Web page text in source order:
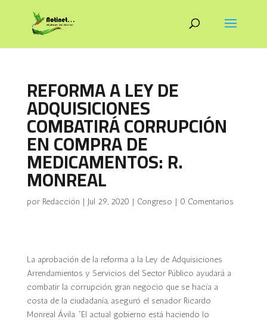
REFORMA A LEY DE
ADQUISICIONES
COMBATIRÁ CORRUPCIÓN
EN COMPRA DE
MEDICAMENTOS: R.
MONREAL
por Redacción | Jul 29, 2020 | Congreso | 0 Comentarios
La aprobación de la reforma a la Ley de Adquisiciones
Arrendamientos y Servicios del Sector Público ayudará a
combatir la corrupción, gran negocio que se hacía a
costa de la ciudadanía, aseguró el senador Ricardo
Monreal Ávila. “El actual gobierno está haciendo lo